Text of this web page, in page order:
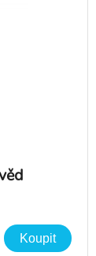
Koupit